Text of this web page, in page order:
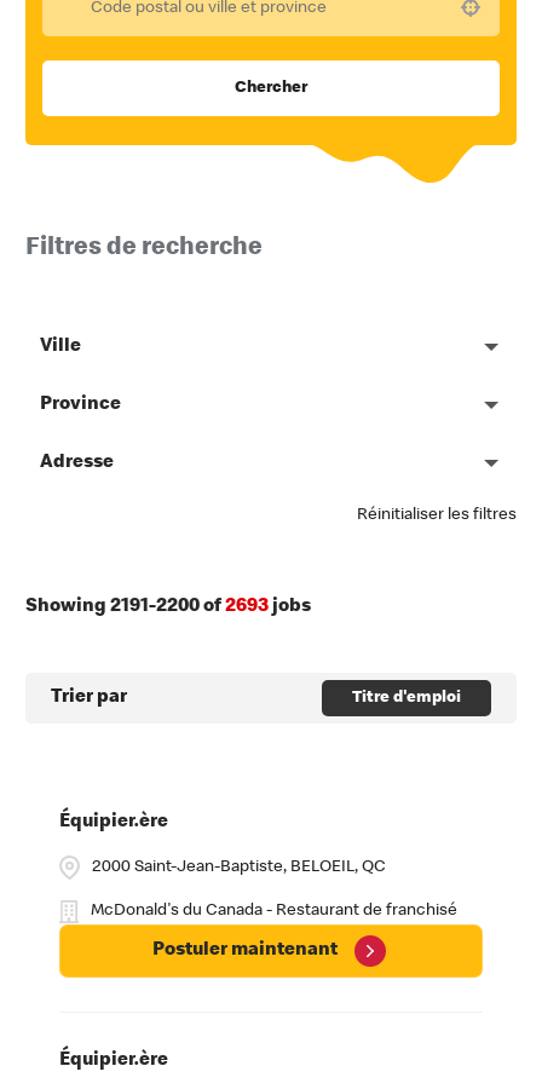
Chercher
Filtres de recherche
Ville
Province
Adresse
Réinitialiser les filtres
Showing 2191-2200of2693 jobs
Trier par Titre d'emploi
Équipier.ère
2000 Saint-Jean-Baptiste, BELOEIL, QC
McDonald's du Canada - Restaurant de franchisé
Postuler maintenant
Équipier.ère